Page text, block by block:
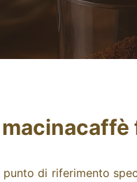
di riferimento